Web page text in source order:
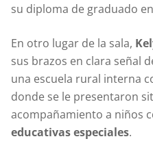
su diploma de graduado en
En otro lugar de la sala,
sus brazos en clara señal
una escuela rural interna
donde se le presentaron
acompañamiento a niños
educativas especiales.